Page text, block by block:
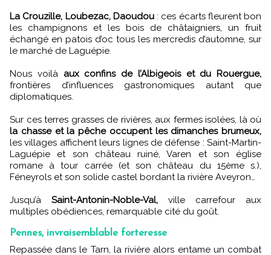
La Crouzille, Loubezac, Daoudou: ces écarts fleurent bon
les champignons et les bois de châtaigniers, un fruit
échangé en patois d’oc tous les mercredis d’automne, sur
le marché de Laguépie.
Nous voilà aux confins de l’Albigeois et du Rouergue,
frontières d’influences gastronomiques autant que
diplomatiques.
Sur ces terres grasses de rivières, aux fermes isolées, là où
la chasse et la pêche occupent les dimanches brumeux,
les villages affichent leurs lignes de défense : Saint-Martin-
Laguépie et son château ruiné, Varen et son église
romane à tour carrée (et son château du 15ème s.),
Féneyrols et son solide castel bordant la rivière Aveyron…
Jusqu’à Saint-Antonin-Noble-Val, ville carrefour aux
multiples obédiences, remarquable cité du goût.
Pennes, invraisemblable forteresse
Repassée dans le Tarn, la rivière alors entame un combat